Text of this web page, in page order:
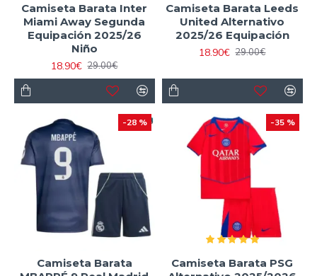
Camiseta Barata Inter
Miami Away Segunda
Equipación 2025/26
Niño
18.90€ 29.00€
Camiseta Barata Leeds
United Alternativo
2025/26 Equipación
18.90€ 29.00€
-28 %
Camiseta Barata
-35 %
Camiseta Barata PSG